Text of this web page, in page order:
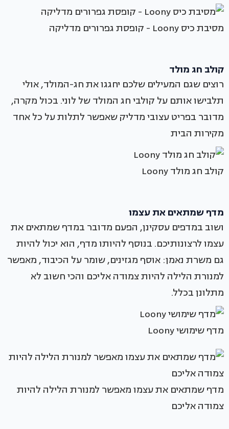
מסיבת כיס Loony - קופסת גפרורים מדליקה
קולב חג מולד
רוצים שגם המעילים שלכם יחגגו את חג-המולד, אולי
תלבישו אותם על קולבי חג המולד של לוני. בכול מקרה,
מדובר בפריט עצובי מדליק שאפשר לתלות על כל אחד
מקירות הבית
קולב חג מולד Loony
מדף שמתאים את עצמו
ושוב במדפים עסקינן, הפעם מדובר במדף שמתאים את
עצמו לרצונותיכם. בנוסף להיותו מדף, הוא יכול להיות
גם משרת נאמן: אוסף מגזינים, שומר על הכיבוד, מאפשר
למנורת הלילה להיות צמודה אליכם והכי חשוב לא
מתלונן בכלל.
מדף שימושי Loony
מדף שמתאים את עצמו מאפשר למנורת הלילה להיות
צמודה אליכם